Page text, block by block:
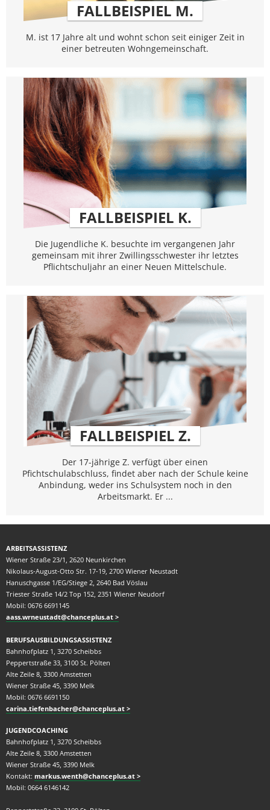
FALLBEISPIEL M.
M. ist 17 Jahre alt und wohnt schon seit einiger Zeit in
einer betreuten Wohngemeinschaft.
FALLBEISPIEL K.
Die Jugendliche K. besuchte im vergangenen Jahr
gemeinsam mit ihrer Zwillingsschwester ihr letztes
Pflichtschuljahr an einer Neuen Mittelschule.
FALLBEISPIEL Z.
Der 17-jährige Z. verfügt über einen
Pfichtschulabschluss, findet aber nach der Schule keine
Anbindung, weder ins Schulsystem noch in den
Arbeitsmarkt. Er ...
ARBEITSASSISTENZ
Wiener Straße 23/1, 2620 Neunkirchen
Nikolaus-August-Otto Str. 17-19, 2700 Wiener Neustadt
Hanuschgasse 1/EG/Stiege 2, 2640 Bad Vöslau
Triester Straße 14/2 Top 152, 2351 Wiener Neudorf
Mobil: 0676 6691145
aass.wrneustadt@chanceplus.at
BERUFSAUSBILDUNGSASSISTENZ
Bahnhofplatz 1, 3270 Scheibbs
Peppertstraße 33, 3100 St. Pölten
Alte Zeile 8, 3300 Amstetten
Wiener Straße 45, 3390 Melk
Mobil: 0676 6691150
carina.tiefenbacher@chanceplus.at
JUGENDCOACHING
Bahnhofplatz 1, 3270 Scheibbs
Alte Zeile 8, 3300 Amstetten
Wiener Straße 45, 3390 Melk
Kontakt: markus.wenth@chanceplus.at
Mobil: 0664 6146142